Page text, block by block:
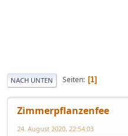
NACH UNTEN Seiten 1
Zimmerpflanzenfee
24. August 2020, 22:54:03